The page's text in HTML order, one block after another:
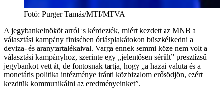
Fotó: Purger Tamás/MTI/MTVA
A jegybankelnököt arról is kérdezték, miért kezdett az MNB a
választási kampány finisében óriásplakátokon büszkélkedni a
deviza- és aranytartalékaival. Varga ennek semmi köze nem volt a
választási kampányhoz, szerinte egy „jelentősen sérült” presztízsű
jegybankot vett át, de fontosnak tartja, hogy „a hazai valuta és a
monetáris politika intézménye iránti közbizalom erősödjön, ezért
kezdtük kommunikálni az eredményeinket”.